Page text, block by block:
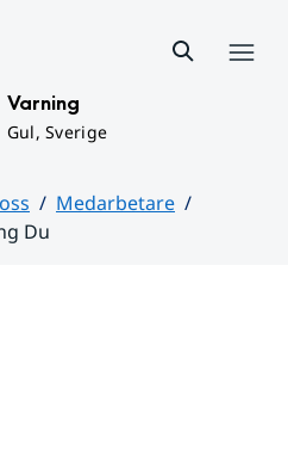
Varning
Gul, Sverige
Medarbetare
Du